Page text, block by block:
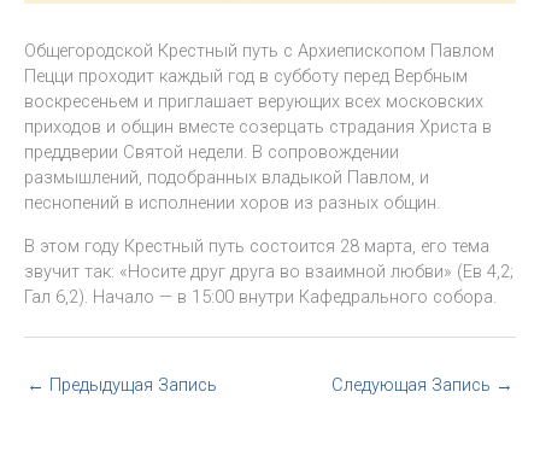
Общегородской Крестный путь с Архиепископом Павлом
Пецци проходит каждый год в субботу перед Вербным
воскресеньем и приглашает верующих всех московских
приходов и общин вместе созерцать страдания Христа в
преддверии Святой недели. В сопровождении
размышлений, подобранных владыкой Павлом, и
песнопений в исполнении хоров из разных общин.
В этом году Крестный путь состоится 28 марта, его тема
звучит так: «Носите друг друга во взаимной любви» (Ев 4,2;
Гал 6,2). Начало — в 15:00 внутри Кафедрального собора.
← Предыдущая Запись Следующая Запись →